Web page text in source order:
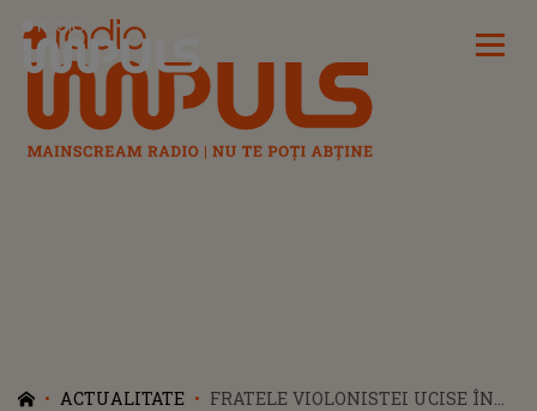
Radio Impuls
ACTUALITATE
FRATELE VIOLONISTEI UCISE ÎN